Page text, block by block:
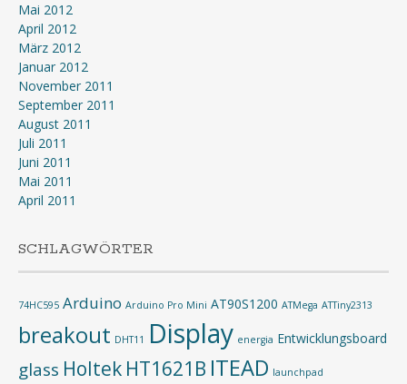
Mai 2012
April 2012
März 2012
Januar 2012
November 2011
September 2011
August 2011
Juli 2011
Juni 2011
Mai 2011
April 2011
SCHLAGWÖRTER
74HC595 Arduino Arduino Pro Mini AT90S1200 ATMega ATTiny2313
breakout DHT11 Display energia Entwicklungsboard
glass Holtek HT1621B ITEAD launchpad